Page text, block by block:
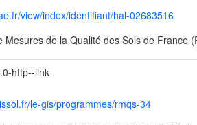
view/index/identifiant/hal-02683516
Mesures de la Qualité des Sols de France
http--link
le-gis/programmes/rmqs-34